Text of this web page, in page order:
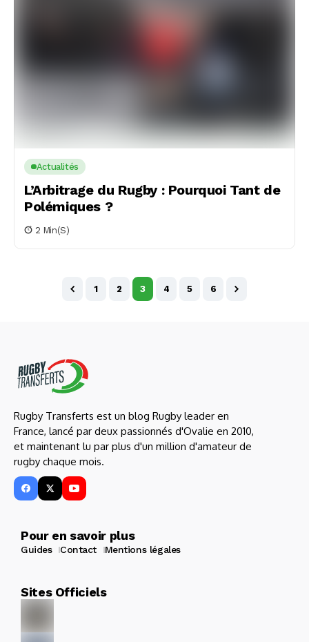
Actualités
L’Arbitrage du Rugby : Pourquoi Tant de
Polémiques ?
2 Min(s)
1 2 3 4 5 6
Rugby Transferts est un blog Rugby leader en
France, lancé par deux passionnés d'Ovalie en 2010,
et maintenant lu par plus d'un million d'amateur de
rugby chaque mois.
Pour en savoir plus
Guides Contact Mentions légales
Sites Officiels